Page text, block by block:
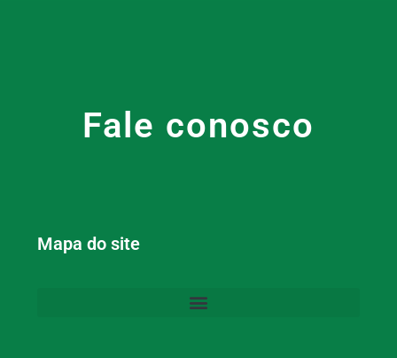
Fale conosco
Mapa do site